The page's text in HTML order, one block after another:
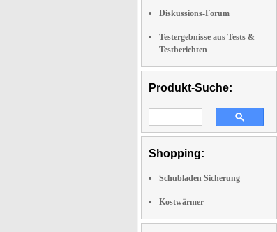
Diskussions-Forum
Testergebnisse aus Tests &
Testberichten
Produkt-Suche:
Shopping:
Schubladen Sicherung
Kostwärmer